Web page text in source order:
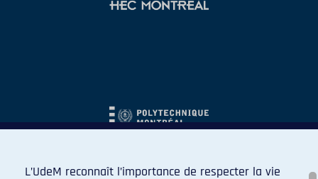
L’UdeM reconnaît l’importance de respecter la vie